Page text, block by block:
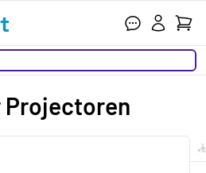
Ihr
Projectoren